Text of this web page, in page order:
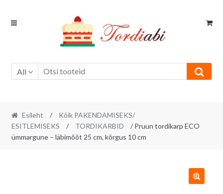
Skip
Skip
All
Esileht /
Kõik PAKENDAMISEKS/
ESITLEMISEKS
/ TORDIKARBID
/ Pruun tordikarp ECO
ümmargune – läbimõõt 25 cm, kõrgus 10 cm